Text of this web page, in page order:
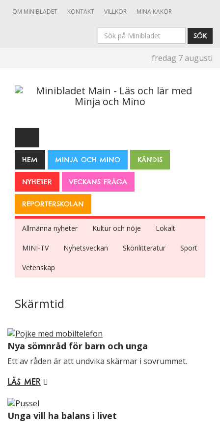
OM MINIBLADET KONTAKT VILLKOR MINA KAKOR
Sök
SÖK
fredag 7 augusti
HEM MINJA OCH MINO KÄNDIS
NYHETER VECKANS FRÅGA
REPORTERSKOLAN
Allmänna nyheter Kultur och nöje Lokalt
MINI-TV Nyhetsveckan Skönlitteratur Sport
Vetenskap
Skärmtid
Nya sömnråd för barn och unga
Ett av råden är att undvika skärmar i sovrummet.
LÄS MER
Unga vill ha balans i livet
går inte att
att hemsidan
över huvud
taget ska
Statistik
För att vi ska